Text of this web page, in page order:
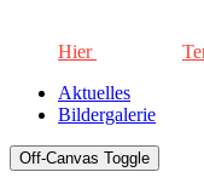
Hier
Aktuelles
Bildergalerie
Off-Canvas Toggle